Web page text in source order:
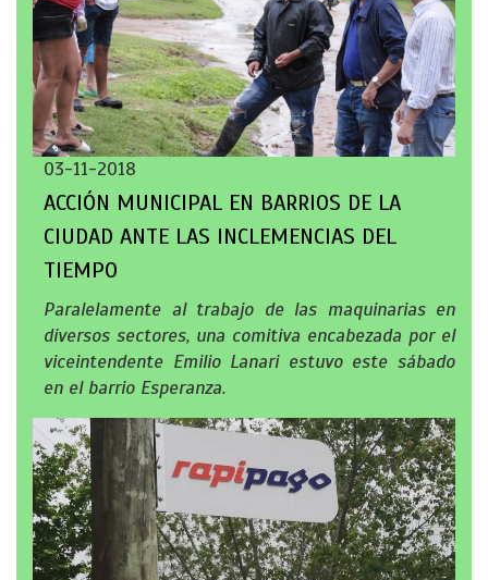
03-11-2018
ACCIÓN MUNICIPAL EN BARRIOS DE LA
CIUDAD ANTE LAS INCLEMENCIAS DEL
TIEMPO
Paralelamente al trabajo de las maquinarias en
diversos sectores, una comitiva encabezada por el
viceintendente Emilio Lanari estuvo este sábado
en el barrio Esperanza.